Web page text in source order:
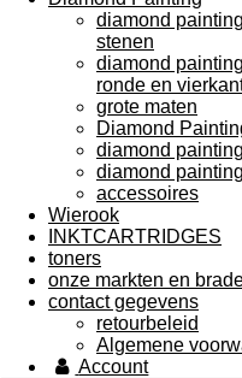
diamond
stenen
diamond
ronde en
grote maten
Diamond
diamond
diamond
accessoires
Wierook
INKTCARTRIDGES
toners
onze markten en
contact gegevens
retourbeleid
Algemene
Account